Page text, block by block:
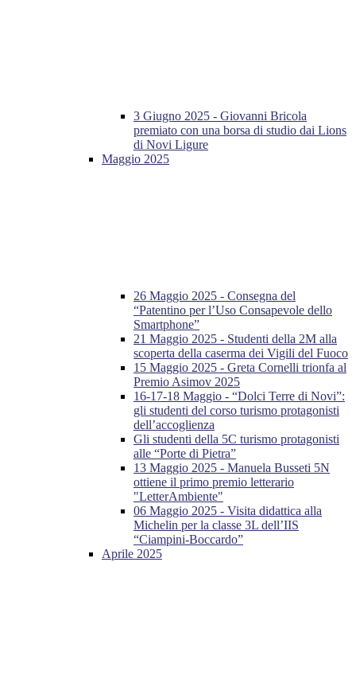
3 Giugno 2025 - Giovanni Bricola
premiato con una borsa di studio dai Lions
di Novi Ligure
Maggio 2025
26 Maggio 2025 - Consegna del
“Patentino per l’Uso Consapevole dello
Smartphone”
21 Maggio 2025 - Studenti della 2M alla
scoperta della caserma dei Vigili del Fuoco
15 Maggio 2025 - Greta Cornelli trionfa al
Premio Asimov 2025
16-17-18 Maggio - “Dolci Terre di Novi”:
gli studenti del corso turismo protagonisti
dell’accoglienza
Gli studenti della 5C turismo protagonisti
alle “Porte di Pietra”
13 Maggio 2025 - Manuela Busseti 5N
ottiene il primo premio letterario
"LetterAmbiente"
06 Maggio 2025 - Visita didattica alla
Michelin per la classe 3L dell’IIS
“Ciampini-Boccardo”
Aprile 2025